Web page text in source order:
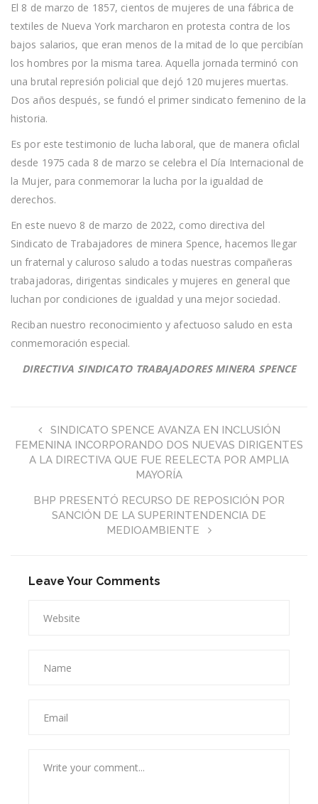
CONMEMORACIÓN
DEL
DÍA
INTERNACIONAL
LA
MUJER
El 8 de marzo de 1857, cientos de mujeres de una fábrica de
textiles de Nueva York marcharon en protesta contra de los
bajos salarios, que eran menos de la mitad de lo que percibían
los hombres por la misma tarea. Aquella jornada terminó con
una brutal represión policial que dejó 120 mujeres muertas.
Dos años después, se fundó el primer sindicato femenino de la
historia.
Es por este testimonio de lucha laboral, que de manera oficlal
desde 1975 cada 8 de marzo se celebra el Día Internacional de
la Mujer, para conmemorar la lucha por la igualdad de
derechos.
En este nuevo 8 de marzo de 2022, como directiva del
Sindicato de Trabajadores de minera Spence, hacemos llegar
un fraternal y caluroso saludo a todas nuestras compañeras
trabajadoras, dirigentas sindicales y mujeres en general que
luchan por condiciones de igualdad y una mejor sociedad.
Reciban nuestro reconocimiento y afectuoso saludo en esta
conmemoración especial.
DIRECTIVA SINDICATO TRABAJADORES MINERA SPENCE
SINDICATO SPENCE AVANZA EN INCLUSIÓN
FEMENINA INCORPORANDO DOS NUEVAS DIRIGENTES
A LA DIRECTIVA QUE FUE REELECTA POR AMPLIA
MAYORÍA
BHP PRESENTÓ RECURSO DE REPOSICIÓN POR
SANCIÓN DE LA SUPERINTENDENCIA DE
MEDIOAMBIENTE
Leave Your Comments